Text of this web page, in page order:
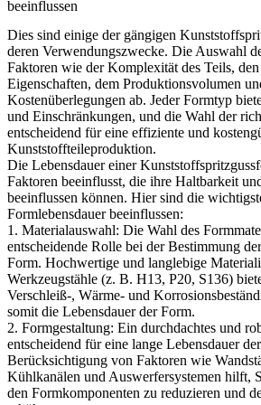
beeinflussen
Dies sind einige der gängigen
deren Verwendungszwecke. Die Auswahl
Faktoren wie der Komplexität des Teils,
Eigenschaften, dem Produktionsvolumen
Kostenüberlegungen ab. Jeder Formtyp
und Einschränkungen, und die Wahl der
entscheidend für eine effiziente und
Kunststoffteileproduktion.
Die Lebensdauer einer
Faktoren beeinflusst, die ihre Haltbarkeit
beeinflussen können. Hier sind die
Formlebensdauer beeinflussen:
1. Materialauswahl: Die Wahl des
entscheidende Rolle bei der Bestimmung
Form. Hochwertige und langlebige
Werkzeugstähle (z. B. H13, P20, S136)
Verschleiß-, Wärme- und
somit die Lebensdauer der Form.
2. Formgestaltung: Ein durchdachtes und
entscheidend für eine lange Lebensdauer
Berücksichtigung von Faktoren wie
Kühlkanälen und Auswerfersystemen hilft,
den Formkomponenten zu reduzieren und